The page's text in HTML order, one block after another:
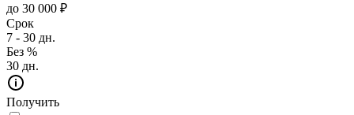
до 30 000 ₽
Срок
7 - 30 дн.
Без %
30 дн.
Получить